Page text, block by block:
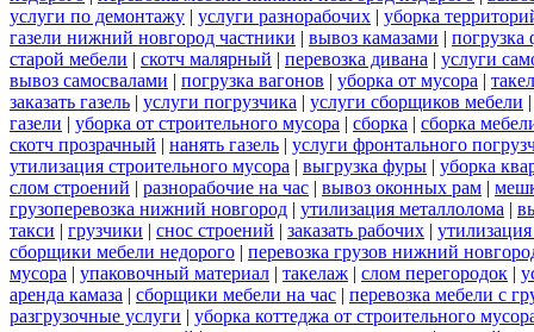
услуги по демонтажу | услуги разнорабочих | уборка
газели нижний новгород частники | вывоз камазами | погрузка
старой мебели | скотч малярный | перевозка дивана | услуги
вывоз самосвалами | погрузка вагонов | уборка от мусора |
заказать газель | услуги погрузчика | услуги сборщиков мебели
газели | уборка от строительного мусора | сборка | сборка
скотч прозрачный | нанять газель | услуги фронтального
утилизация строительного мусора | выгрузка фуры | уборка
слом строений | разнорабочие на час | вывоз оконных рам |
грузоперевозка нижний новгород | утилизация металлолома |
такси | грузчики | снос строений | заказать рабочих |
сборщики мебели недорого | перевозка грузов нижний
мусора | упаковочный материал | такелаж | слом перегородок |
аренда камаза | сборщики мебели на час | перевозка мебели с
разгрузочные услуги | уборка коттеджа от строительного